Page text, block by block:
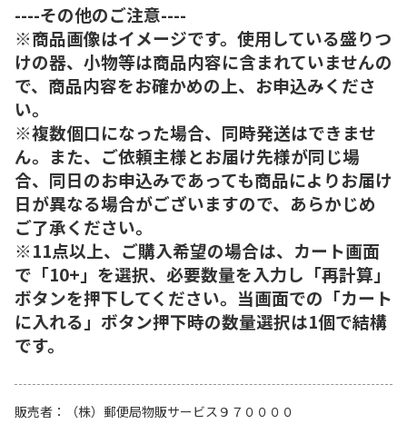
----その他のご注意----
※商品画像はイメージです。使用している盛りつ
けの器、小物等は商品内容に含まれていませんの
で、商品内容をお確かめの上、お申込みくださ
い。
※複数個口になった場合、同時発送はできませ
ん。また、ご依頼主様とお届け先様が同じ場
合、同日のお申込みであっても商品によりお届け
日が異なる場合がございますので、あらかじめ
ご了承ください。
※11点以上、ご購入希望の場合は、カート画面
で「10+」を選択、必要数量を入力し「再計算」
ボタンを押下してください。当画面での「カート
に入れる」ボタン押下時の数量選択は1個で結構
です。
販売者
（株）郵便局物販サービス９７００００